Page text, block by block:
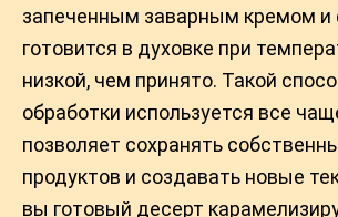
запеченным заварным кремом и
готовится в духовке при
низкой, чем принято. Такой
обработки используется все
позволяет сохранять
продуктов и создавать новые
вы готовый десерт